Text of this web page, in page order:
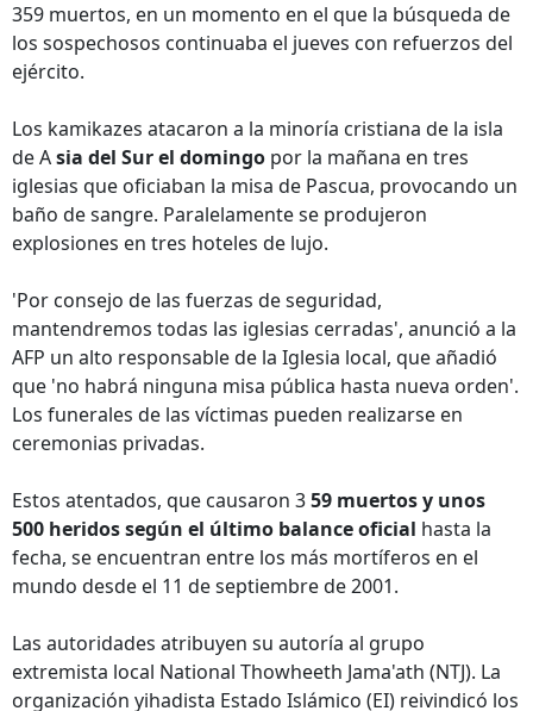
359 muertos, en un momento en el que la búsqueda de
los sospechosos continuaba el jueves con refuerzos del
ejército.
Los kamikazes atacaron a la minoría cristiana de la isla
de Asia del Sur el domingo por la mañana en tres
iglesias que oficiaban la misa de Pascua, provocando un
baño de sangre. Paralelamente se produjeron
explosiones en tres hoteles de lujo.
'Por consejo de las fuerzas de seguridad,
mantendremos todas las iglesias cerradas', anunció a la
AFP un alto responsable de la Iglesia local, que añadió
que 'no habrá ninguna misa pública hasta nueva orden'.
Los funerales de las víctimas pueden realizarse en
ceremonias privadas.
Estos atentados, que causaron 359 muertos y unos
500 heridos según el último balance oficial hasta la
fecha, se encuentran entre los más mortíferos en el
mundo desde el 11 de septiembre de 2001.
Las autoridades atribuyen su autoría al grupo
extremista local National Thowheeth Jama'ath (NTJ). La
organización yihadista Estado Islámico (EI) reivindicó los